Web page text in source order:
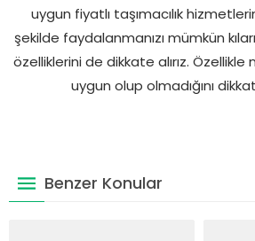
uygun fiyatlı taşımacılık
şekilde faydalanmanızı mümkün
özelliklerini de dikkate alırız.
uygun olup olmadığını
Benzer Konular